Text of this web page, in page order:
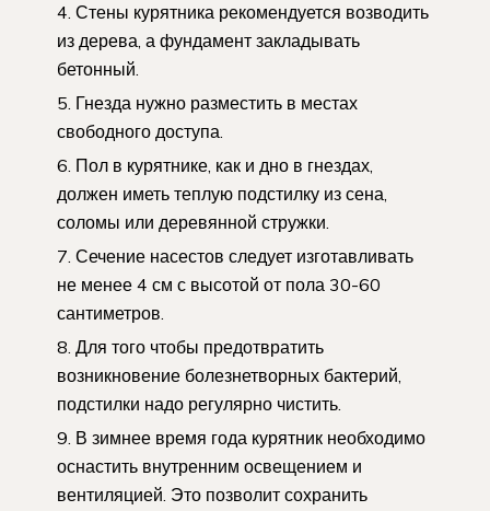
Стены курятника рекомендуется возводить
из дерева, а фундамент закладывать
бетонный.
Гнезда нужно разместить в местах
свободного доступа.
Пол в курятнике, как и дно в гнездах,
должен иметь теплую подстилку из сена,
соломы или деревянной стружки.
Сечение насестов следует изготавливать
не менее 4 см с высотой от пола 30-60
сантиметров.
Для того чтобы предотвратить
возникновение болезнетворных бактерий,
подстилки надо регулярно чистить.
В зимнее время года курятник необходимо
оснастить внутренним освещением и
вентиляцией. Это позволит сохранить